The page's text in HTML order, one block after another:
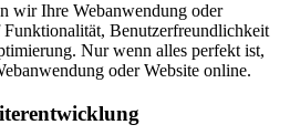
wir Ihre Webanwendung oder
Benutzerfreundlichkeit
Nur wenn alles perfekt ist,
oder Website online.